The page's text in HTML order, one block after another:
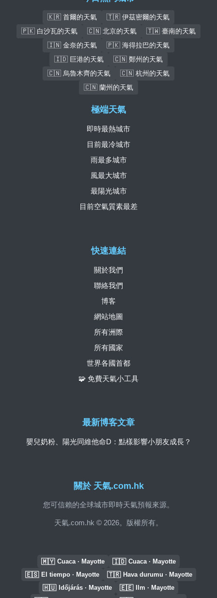
🇰🇷 首爾的天氣
🇹🇷 伊茲密爾的天氣
🇵🇰 白沙瓦的天氣
🇨🇳 北京的天氣
🇹🇼 臺南的天氣
🇮🇳 金奈的天氣
🇵🇰 海得拉巴的天氣
🇮🇩 巨港的天氣
🇨🇳 鄭州的天氣
🇨🇳 烏魯木齊的天氣
🇨🇳 杭州的天氣
🇨🇳 蘭州的天氣
關於 天氣.com.hk
您可信賴的全球城市即時天氣預報來源。
天氣.com.hk © 2026。版權所有。
快速連結
關於我們
聯絡我們
博客
網站地圖
所有洲際
所有國家
世界各國首都
🧩 免費天氣小工具
極端天氣
即時最熱城市
目前最冷城市
雨最多城市
風最大城市
最陽光城市
目前空氣質素最差
最新博客文章
嬰兒奶粉、陽光同維他命D：點樣影響小朋友成長？
🇲🇾 Cuaca · Mayotte 🇮🇩 Cuaca · Mayotte
🇪🇸 El tiempo · Mayotte 🇹🇷 Hava durumu · Mayotte
🇭🇺 Időjárás · Mayotte 🇪🇪 Ilm · Mayotte